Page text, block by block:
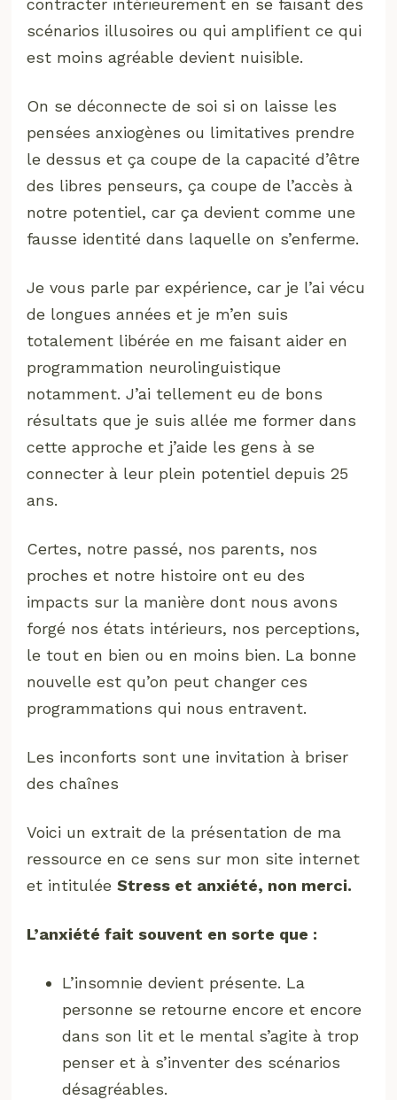
contracter intérieurement en se faisant des
scénarios illusoires ou qui amplifient ce qui
est moins agréable devient nuisible.
On se déconnecte de soi si on laisse les
pensées anxiogènes ou limitatives prendre
le dessus et ça coupe de la capacité d’être
des libres penseurs, ça coupe de l’accès à
notre potentiel, car ça devient comme une
fausse identité dans laquelle on s’enferme.
Je vous parle par expérience, car je l’ai vécu
de longues années et je m’en suis
totalement libérée en me faisant aider en
programmation neurolinguistique
notamment. J’ai tellement eu de bons
résultats que je suis allée me former dans
cette approche et j’aide les gens à se
connecter à leur plein potentiel depuis 25
ans.
Certes, notre passé, nos parents, nos
proches et notre histoire ont eu des
impacts sur la manière dont nous avons
forgé nos états intérieurs, nos perceptions,
le tout en bien ou en moins bien. La bonne
nouvelle est qu’on peut changer ces
programmations qui nous entravent.
Les inconforts sont une invitation à briser
des chaînes
Voici un extrait de la présentation de ma
ressource en ce sens sur mon site internet
et intituléeStress et anxiété, non merci.
L’anxiété fait souvent en sorte que :
L’insomnie devient présente. La
personne se retourne encore et encore
dans son lit et le mental s’agite à trop
penser et à s’inventer des scénarios
désagréables.